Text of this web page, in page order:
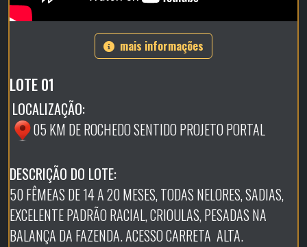
mais informações
LOTE 01
LOCALIZAÇÃO:
05 KM DE ROCHEDO SENTIDO PROJETO PORTAL
DESCRIÇÃO DO LOTE:
50 FÊMEAS DE 14 A 20 MESES, TODAS NELORES, SADIAS,
EXCELENTE PADRÃO RACIAL, CRIOULAS, PESADAS NA
BALANÇA DA FAZENDA. ACESSO CARRETA ALTA.